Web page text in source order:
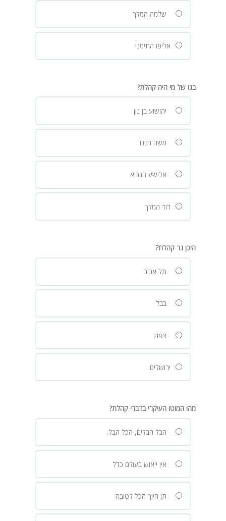
שלמה המלך
אליפז התימני
בנו של מי היה קהלת?
יהושוע בן נון
משה רבנו
אלישע הנביא
דוד המלך
היכן גר קהלת?
תל אביב
בבל
צפת
ירושלים
מהו המוטו העיקרי בדברי קהלת?
הבל הבלים, הכל הבל.
אין ייאוש בעולם כלל
תן חיוך הכל לטובה